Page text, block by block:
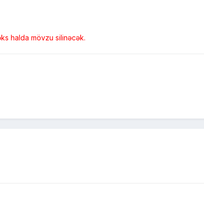
halda mövzu silinəcək.